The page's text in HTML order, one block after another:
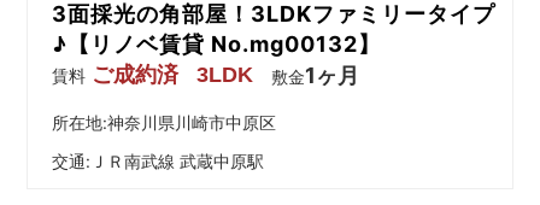
3面採光の角部屋！3LDKファミリータイプ
♪【リノベ賃貸 No.mg00132】
賃料 ご成約済 3LDK 敷金1ヶ月
所在地:神奈川県川崎市中原区
交通: ＪＲ南武線 武蔵中原駅